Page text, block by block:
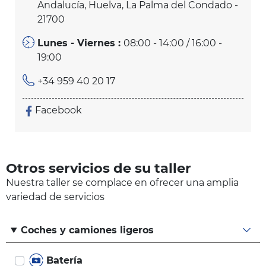
Andalucía, Huelva, La Palma del Condado -
21700
Lunes - Viernes :08:00 - 14:00 / 16:00 -
19:00
+34 959 40 20 17
Facebook
Otros servicios de su taller
Nuestra taller se complace en ofrecer una amplia
variedad de servicios
Coches y camiones ligeros
Batería